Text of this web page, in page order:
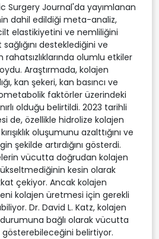
Surgery Journal'da yayımlanan
dahil edildiği meta-analiz,
elastikiyetini ve nemliliğini
sağlığını desteklediğini ve
olumlu etkiler
Araştırmada, kolajen
kan şekeri, kan basıncı ve
faktörler üzerindeki
olduğu belirtildi. 2023 tarihli
de, özellikle hidrolize kolajen
oluşumunu azalttığını ve
şekilde artırdığını gösterdi.
vücutta doğrudan kolajen
kesin olarak
çekiyor. Ancak kolajen
kolajen üretmesi için gerekli
Dr. David L. Katz, kolajen
durumuna bağlı olarak vücutta
gösterebileceğini belirtiyor.